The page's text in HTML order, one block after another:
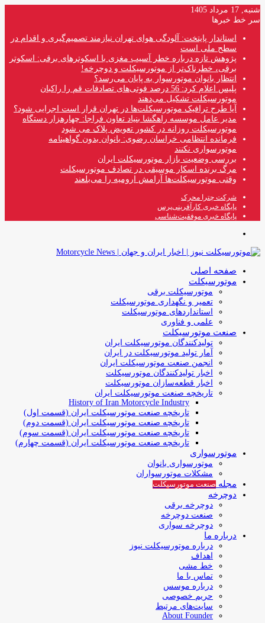
شنبه, 17 مرداد 1405
سر خط خبرها
استاندار پایتخت: آلودگی هوای تهران نیازمند تصمیم‌گیری و اقدام در
سطح ملی است
پژوهش تازه درباره خطر آسیب مغزی با اسکوترهای برقی: اسکوتر
برقی، خطرناک‌تر از موتورسیکلت و دوچرخه!
انتظار بانوان موتورسوار به پایان می‌رسد؟
پلیس اعلام کرد: 56 درصد فوتی‌های تصادفات قم را راکبان
موتورسیکلت تشکیل می‌دهند
آیا طرح ترافیک موتورسیکلت‌ها در تهران قرار است اجرایی شود؟
مدیر عامل موسسه راهگشا بنیاد تعاون فراجا: چهارهزار دستگاه
موتورسیکلت روزانه در کشور تعویض پلاک می شود
فرمانده انتظامی خراسان رضوی: بانوان بدون گواهینامه
موتورسواری نکنند
بررسی وضعیت بازار موتورسیکلت ایران
مرگ برنده اسکار موسیقی در تصادف موتورسیکلت
وقتی موتورسیکلت‌ها آرامش ارومیه را می‌بلعند
شرکت چترا محرک
پایگاه خبری کارآفرینی‌پرس
پایگاه خبری موفقیت‌شناسی
صفحه اصلی
موتورسیکلت
موتورسیکلت برقی
تعمیر و نگهداری موتورسیکلت
استانداردهای موتورسیکلت
علمی و فناوری
صنعت موتورسیکلت
تولیدکنندگان موتورسیکلت ایران
آمار تولید موتورسیکلت در ایران
انجمن صنعت موتورسیکلت ایران
اخبار تولیدکنندگان موتورسیکلت
اخبار قطعه‌سازان موتورسیکلت
تاریخچه صنعت موتورسیکلت ایران
History of Iran Motorcycle Industry
تاریخچه صنعت موتورسیکلت ایران (قسمت اول)
تاریخچه صنعت موتورسیکلت ایران (قسمت دوم)
تاریخچه صنعت موتورسیکلت ایران (قسمت سوم)
تاریخچه صنعت موتورسیکلت ایران (قسمت چهارم)
موتورسواری
موتورسواری بانوان
مشکلات موتورسواران
مجله صنعت موتورسیکلت
دوچرخه
دوچرخه برقی
صنعت دوچرخه
دوچرخه سواری
درباره ما
درباره موتورسیکلت نیوز
اهداف
خط مشی
تماس با ما
درباره موسس
حریم خصوصی
سایت‌های مرتبط
About Founder